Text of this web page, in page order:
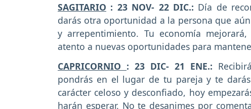
SAGITARIO : 23 NOV- 22 DIC.: Día de
darás otra oportunidad a la persona que
y arrepentimiento. Tu economía
atento a nuevas oportunidades para
CAPRICORNIO : 23 DIC- 21 ENE.:
pondrás en el lugar de tu pareja y te
carácter celoso y desconfiado, hoy
harán esperar. No te desanimes por